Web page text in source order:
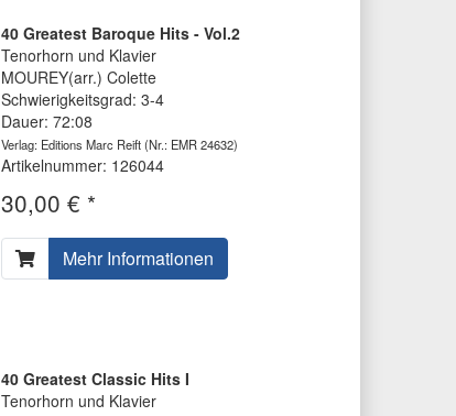
40 Greatest Baroque Hits - Vol.2
Tenorhorn und Klavier
MOUREY(arr.) Colette
Schwierigkeitsgrad: 3-4
Dauer: 72:08
Verlag: Editions Marc Reift(Nr.: EMR 24632)
Artikelnummer: 126044
30,00 € *
Mehr Informationen
40 Greatest Classic Hits I
Tenorhorn und Klavier